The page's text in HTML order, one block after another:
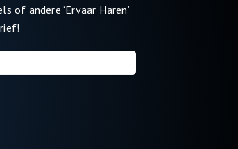
of andere ‘Ervaar Haren’